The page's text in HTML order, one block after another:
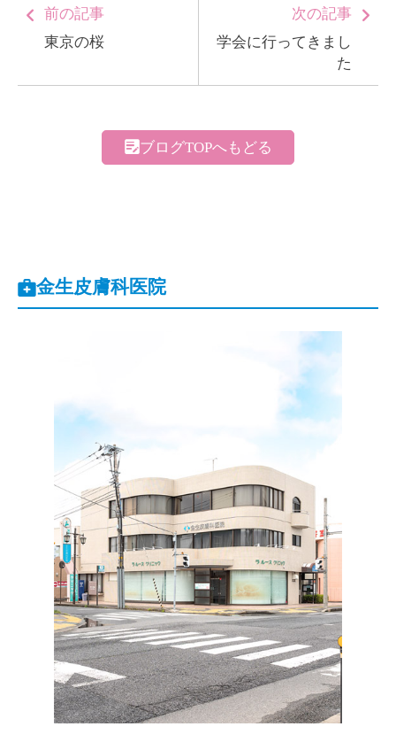
前の記事
東京の桜
次の記事
学会に行ってきまし
た
ブログTOPへもどる
金生皮膚科医院